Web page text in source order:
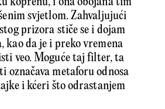
svjetlom. Zahvaljujući
prizora stiče se i dojam
kao da je i preko vremena
veo. Moguće taj filter, ta
označava metaforu odnosa
i kćeri što odrastanjem